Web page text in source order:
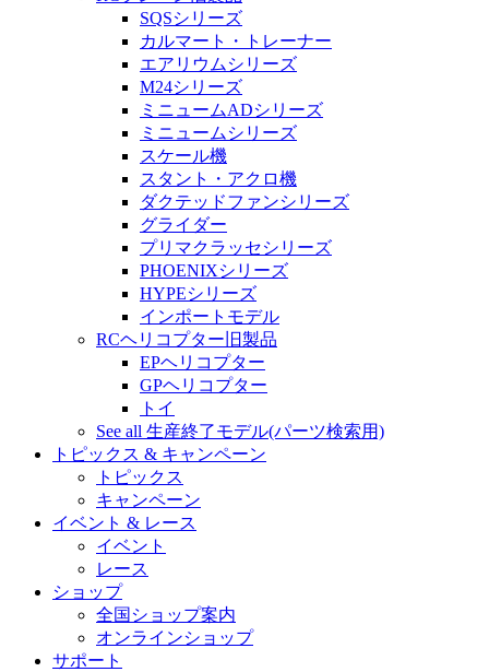
SQSシリーズ
カルマート・トレーナー
エアリウムシリーズ
M24シリーズ
ミニュームADシリーズ
ミニュームシリーズ
スケール機
スタント・アクロ機
ダクテッドファンシリーズ
グライダー
プリマクラッセシリーズ
PHOENIXシリーズ
HYPEシリーズ
インポートモデル
RCヘリコプター旧製品
EPヘリコプター
GPヘリコプター
トイ
See all 生産終了モデル(パーツ検索用)
トピックス & キャンペーン
トピックス
キャンペーン
イベント & レース
イベント
レース
ショップ
全国ショップ案内
オンラインショップ
サポート